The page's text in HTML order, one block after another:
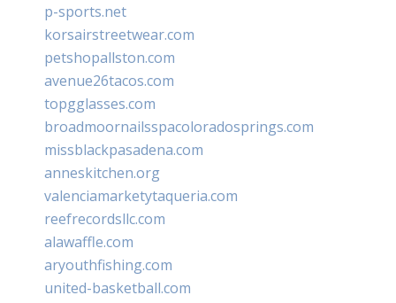
p-sports.net
korsairstreetwear.com
petshopallston.com
avenue26tacos.com
topgglasses.com
broadmoornailsspacoloradosprings.com
missblackpasadena.com
anneskitchen.org
valenciamarketytaqueria.com
reefrecordsllc.com
alawaffle.com
aryouthfishing.com
united-basketball.com